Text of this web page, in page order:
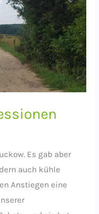
Es gab aber
auch kühle
Anstiegen eine